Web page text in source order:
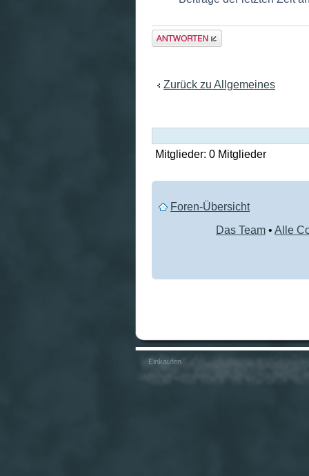
Antwort
erstellen
Zurück zu Allgemeines
Mitglieder: 0 Mitglieder
Foren-Übersicht
Das Team • Alle
Einkaufen